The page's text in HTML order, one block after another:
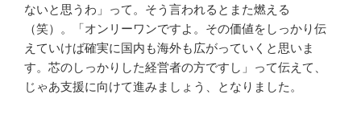
ないと思うわ」って。そう言われるとまた燃える
（笑）。「オンリーワンですよ。その価値をしっかり伝
えていけば確実に国内も海外も広がっていくと思いま
す。芯のしっかりした経営者の方ですし」って伝えて、
じゃあ支援に向けて進みましょう、となりました。